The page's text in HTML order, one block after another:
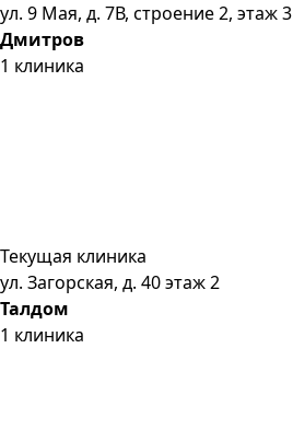
ул. 9 Мая, д. 7В, строение 2, этаж 3
Дмитров
1 клиника
Текущая клиника
ул. Загорская, д. 40 этаж 2
Талдом
1 клиника